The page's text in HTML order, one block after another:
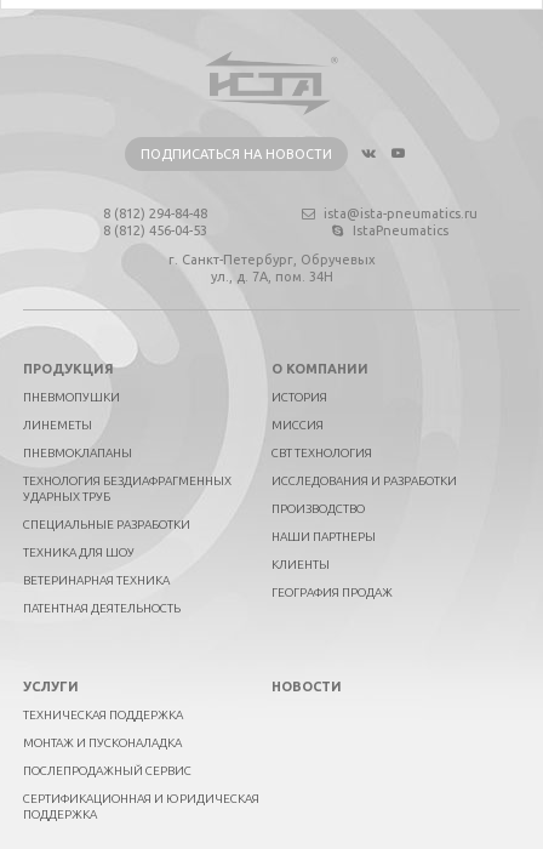
ПОДПИСАТЬСЯ НА НОВОСТИ
8 (812) 294-84-48
8 (812) 456-04-53
ista@ista-pneumatics.ru
IstaPneumatics
г. Санкт-Петербург, Обручевых
ул., д. 7А, пом. 34Н
ПРОДУКЦИЯ
ПНЕВМОПУШКИ
ЛИНЕМЕТЫ
ПНЕВМОКЛАПАНЫ
ТЕХНОЛОГИЯ БЕЗДИАФРАГМЕННЫХ
УДАРНЫХ ТРУБ
СПЕЦИАЛЬНЫЕ РАЗРАБОТКИ
ТЕХНИКА ДЛЯ ШОУ
ВЕТЕРИНАРНАЯ ТЕХНИКА
ПАТЕНТНАЯ ДЕЯТЕЛЬНОСТЬ
О КОМПАНИИ
ИСТОРИЯ
МИССИЯ
СВТ ТЕХНОЛОГИЯ
ИССЛЕДОВАНИЯ И РАЗРАБОТКИ
ПРОИЗВОДСТВО
НАШИ ПАРТНЕРЫ
КЛИЕНТЫ
ГЕОГРАФИЯ ПРОДАЖ
УСЛУГИ
ТЕХНИЧЕСКАЯ ПОДДЕРЖКА
МОНТАЖ И ПУСКОНАЛАДКА
ПОСЛЕПРОДАЖНЫЙ СЕРВИС
СЕРТИФИКАЦИОННАЯ И ЮРИДИЧЕСКАЯ
ПОДДЕРЖКА
НОВОСТИ